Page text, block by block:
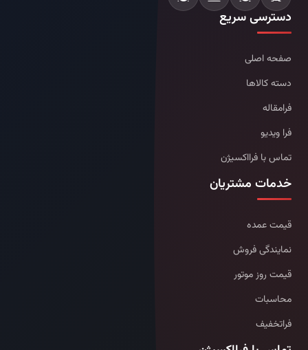
دسترسی سریع
صفحه اصلی
دسته کالاها
فرامقاله
فرا ویدیو
تماس با فرااکسیژن
خدمات مشتریان
قیمت عمده
نمایندگی فروش
قیمت روز موتور
محاسبات
فراتخفیف